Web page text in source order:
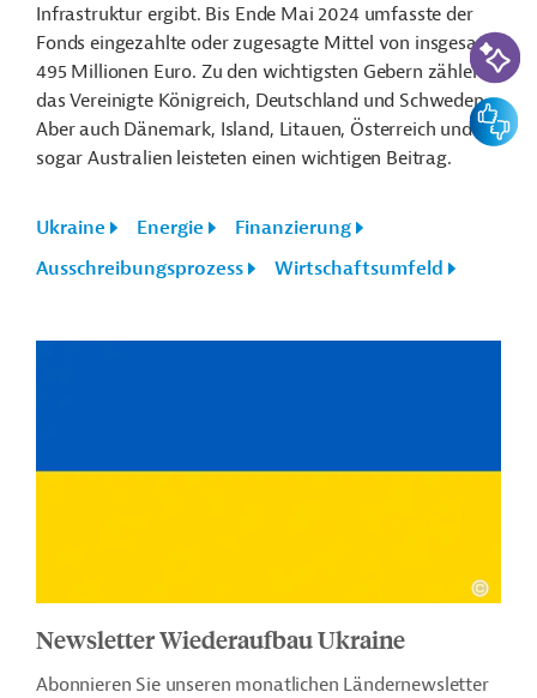
Infrastruktur ergibt. Bis Ende Mai 2024 umfasste der
Fonds eingezahlte oder zugesagte Mittel von insgesamt
495 Millionen Euro. Zu den wichtigsten Gebern zählen
das Vereinigte Königreich, Deutschland und Schweden.
Aber auch Dänemark, Island, Litauen, Österreich und
sogar Australien leisteten einen wichtigen Beitrag.
Ukraine Energie
Finanzierung
Ausschreibungsprozess
Wirtschaftsumfeld
Newsletter Wiederaufbau Ukraine
Abonnieren Sie unseren monatlichen Ländernewsletter
KI-